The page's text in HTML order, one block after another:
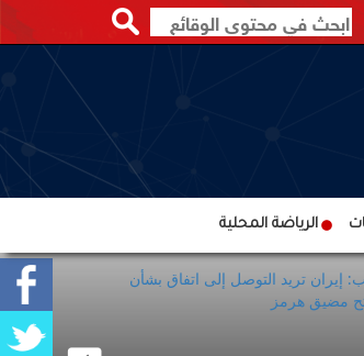
الرياضة المحلية